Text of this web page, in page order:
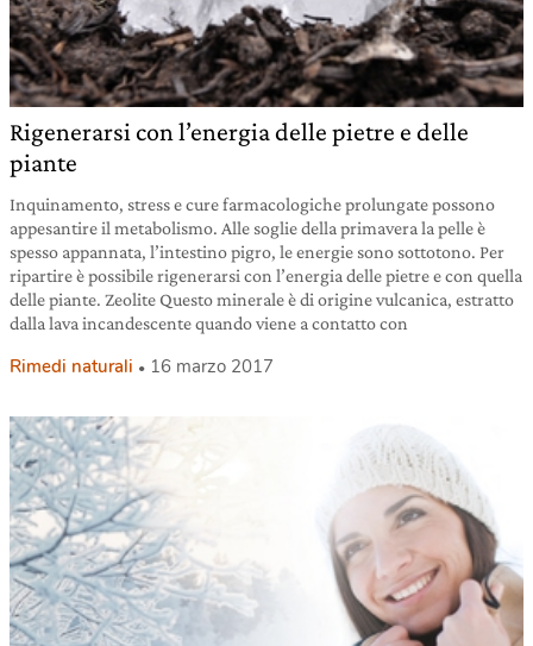
Rigenerarsi con l’energia delle pietre e delle
piante
Inquinamento, stress e cure farmacologiche prolungate possono
appesantire il metabolismo. Alle soglie della primavera la pelle è
spesso appannata, l’intestino pigro, le energie sono sottotono. Per
ripartire è possibile rigenerarsi con l’energia delle pietre e con quella
delle piante. Zeolite Questo minerale è di origine vulcanica, estratto
dalla lava incandescente quando viene a contatto con
Rimedi naturali 16 marzo 2017